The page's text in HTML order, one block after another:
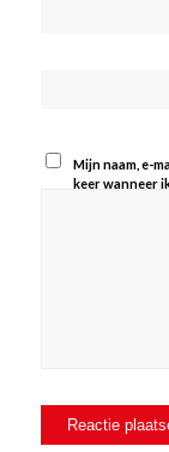
Mijn naam, e-
keer wanneer